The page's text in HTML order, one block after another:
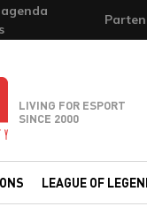
LIVING FOR ESPORT
SINCE 2000
LEAGUE OF